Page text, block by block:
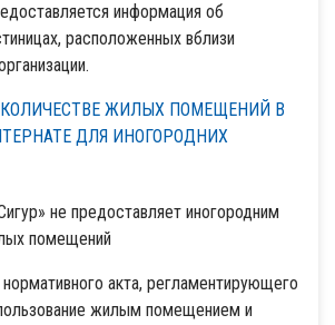
информация об
расположенных вблизи
ЖИЛЫХ ПОМЕЩЕНИЙ В
ДЛЯ ИНОГОРОДНИХ
не предоставляет иногородним
помещений
акта, регламентирующего
жилым помещением и